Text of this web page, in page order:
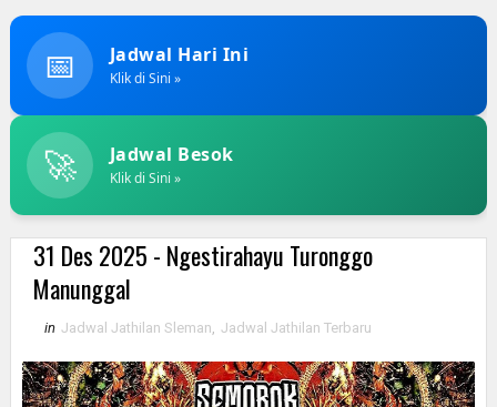
📅 Jadwal Hari Ini
Klik di Sini »
🚀 Jadwal Besok
Klik di Sini »
31 Des 2025 - Ngestirahayu Turonggo
Manunggal
in Jadwal Jathilan Sleman Jadwal Jathilan Terbaru